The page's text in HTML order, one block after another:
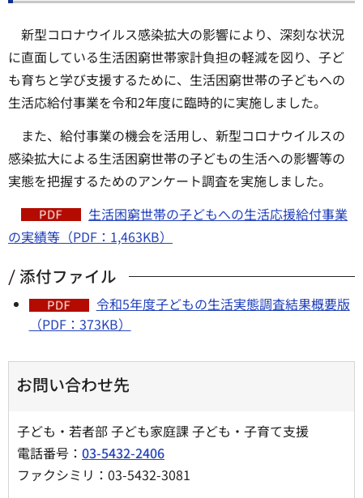
新型コロナウイルス感染拡大の影響により、深刻な状況
に直面している生活困窮世帯家計負担の軽減を図り、子ど
も育ちと学び支援するために、生活困窮世帯の子どもへの
生活応給付事業を令和2年度に臨時的に実施しました。
また、給付事業の機会を活用し、新型コロナウイルスの
感染拡大による生活困窮世帯の子どもの生活への影響等の
実態を把握するためのアンケート調査を実施しました。
生活困窮世帯の子どもへの生活応援給付事業
の実績等（PDF：1,463KB）
添付ファイル
令和5年度子どもの生活実態調査結果概要版
（PDF：373KB）
お問い合わせ先
子ども・若者部 子ども家庭課 子ども・子育て支援
電話番号： 03-5432-2406
ファクシミリ：03-5432-3081